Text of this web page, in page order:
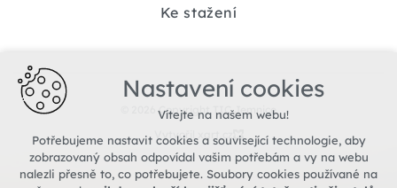
Ke stažení
© 2026 Copyright TIC Jemnice
Vytvořil xart.cz
Nastavení cookies
Vítejte na našem webu!
Potřebujeme nastavit cookies a související technologie, aby
zobrazovaný obsah odpovídal vašim potřebám a vy na webu
nalezli přesně to, co potřebujete. Soubory cookies používané na